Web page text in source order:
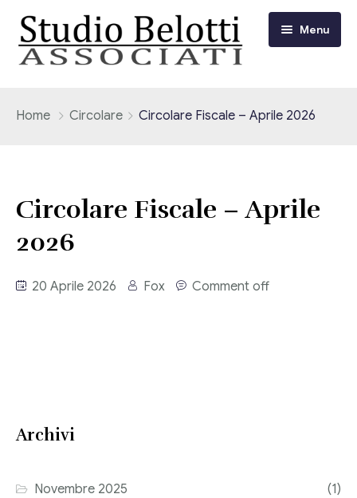
Menu
Circolari
Circolari Flash
Eventi
Corsi FAD
Video/Tv
Press
Contatti
Home Circolare Circolare Fiscale – Aprile 2026
Circolare Fiscale – Aprile
2026
20 Aprile 2026 Fox Comment off
Archivi
Novembre 2025 (1)